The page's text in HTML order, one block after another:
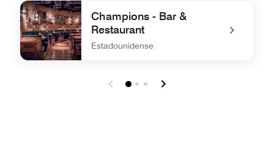
undefined Day Bar
Champions - Bar &
Restaurant
Estadounidense
undefined Champions - Bar & Restaurant